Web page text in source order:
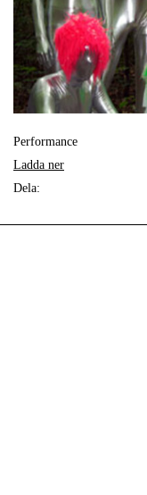
Performance
Ladda ner
Dela: